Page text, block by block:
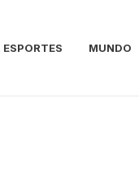
ESPORTES MUNDO